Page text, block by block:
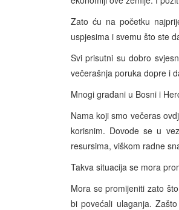
Zato ću na početku
uspjesima i svemu što ste
Svi prisutni su dobro
večerašnja poruka dopre i
Mnogi građani u Bosni i
Nama koji smo večeras
korisnim. Dovode se u
resursima, viškom radne
Takva situacija se mora
Mora se promijeniti zato
bi povećali ulaganja.